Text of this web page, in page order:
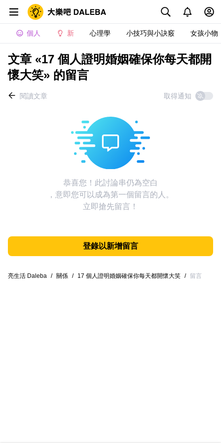
個人 新 心理學 小技巧與小訣竅 女孩小物
文章 «17 個人證明婚姻確保你每天都開
懷大笑» 的留言
閱讀文章 取得通知
恭喜您！此討論串仍為空白
，意即您可以成為第一個留言的人。
立即搶先留言！
登錄以新增留言
亮生活 Daleba / 關係 / 17 個人證明婚姻確保你每天都開懷大笑 / 留言